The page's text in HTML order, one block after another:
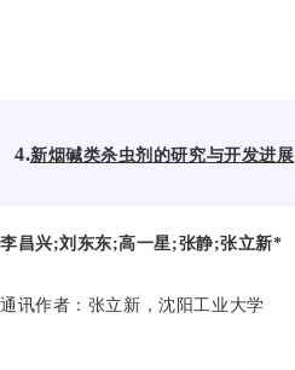
4.新烟碱类杀虫剂的研究与开发进展
李昌兴;刘东东;高一星;张静;张立新*
通讯作者 ： 张立新，沈阳工业 大学